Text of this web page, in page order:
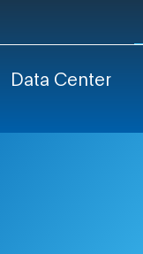
Data Center